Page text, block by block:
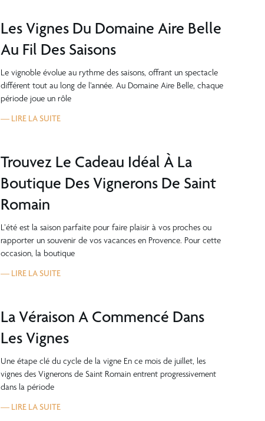
Les Vignes Du Domaine Aire Belle
Au Fil Des Saisons
Le vignoble évolue au rythme des saisons, offrant un spectacle
différent tout au long de l’année. Au Domaine Aire Belle, chaque
période joue un rôle
— LIRE LA SUITE
Trouvez Le Cadeau Idéal À La
Boutique Des Vignerons De Saint
Romain
L’été est la saison parfaite pour faire plaisir à vos proches ou
rapporter un souvenir de vos vacances en Provence. Pour cette
occasion, la boutique
— LIRE LA SUITE
La Véraison A Commencé Dans
Les Vignes
Une étape clé du cycle de la vigne En ce mois de juillet, les
vignes des Vignerons de Saint Romain entrent progressivement
dans la période
— LIRE LA SUITE